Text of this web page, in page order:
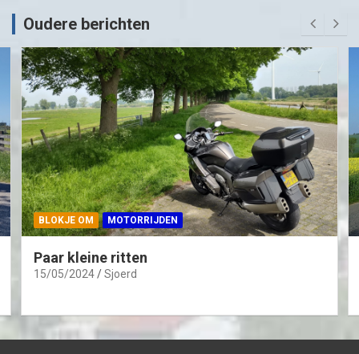
Oudere berichten
BLOKJE OM MOTORRIJDEN
Paar kleine ritten
15/05/2024 Sjoerd